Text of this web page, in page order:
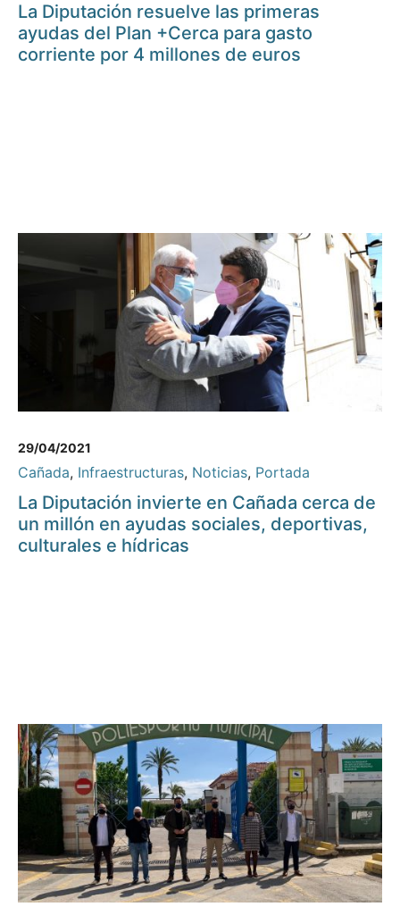
La Diputación resuelve las primeras
ayudas del Plan +Cerca para gasto
corriente por 4 millones de euros
29/04/2021
Cañada, Infraestructuras, Noticias, Portada
La Diputación invierte en Cañada cerca de
un millón en ayudas sociales, deportivas,
culturales e hídricas